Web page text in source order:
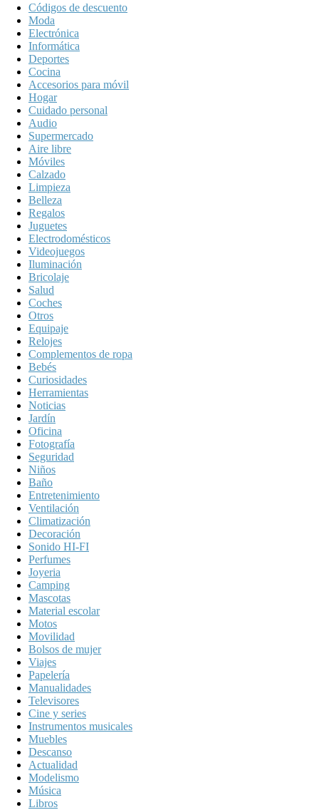
Códigos de descuento
Moda
Electrónica
Informática
Deportes
Cocina
Accesorios para móvil
Hogar
Cuidado personal
Audio
Supermercado
Aire libre
Móviles
Calzado
Limpieza
Belleza
Regalos
Juguetes
Electrodomésticos
Videojuegos
Iluminación
Bricolaje
Salud
Coches
Otros
Equipaje
Relojes
Complementos de ropa
Bebés
Curiosidades
Herramientas
Noticias
Jardín
Oficina
Fotografía
Seguridad
Niños
Baño
Entretenimiento
Ventilación
Climatización
Decoración
Sonido HI-FI
Perfumes
Joyeria
Camping
Mascotas
Material escolar
Motos
Movilidad
Bolsos de mujer
Viajes
Papelería
Manualidades
Televisores
Cine y series
Instrumentos musicales
Muebles
Descanso
Actualidad
Modelismo
Música
Libros